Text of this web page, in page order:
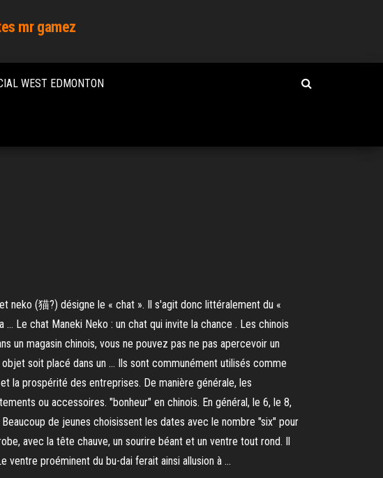
mr gamez
WEST EDMONTON
neko (猫?) désigne le « chat ». Il s'agit donc littéralement du «
Le chat Maneki Neko : un chat qui invite la chance . Les chinois
magasin chinois, vous ne pouvez pas ne pas apercevoir un
soit placé dans un … Ils sont communément utilisés comme
la prospérité des entreprises. De manière générale, les
ou accessoires. "bonheur" en chinois. En général, le 6, le 8,
de jeunes choisissent les dates avec le nombre "six" pour
avec la tête chauve, un sourire béant et un ventre tout rond. Il
ventre proéminent du bu-dai ferait ainsi allusion à …